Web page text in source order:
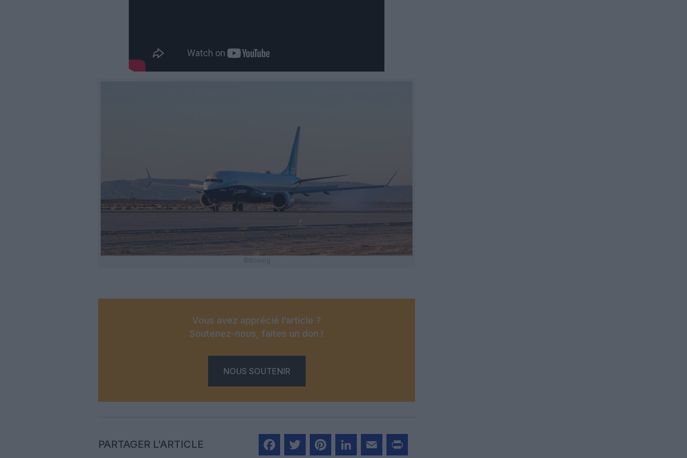
©Boeing
Vous avez apprécié l’article ?
Soutenez-nous, faites un don !
NOUS SOUTENIR
PARTAGER L'ARTICLE